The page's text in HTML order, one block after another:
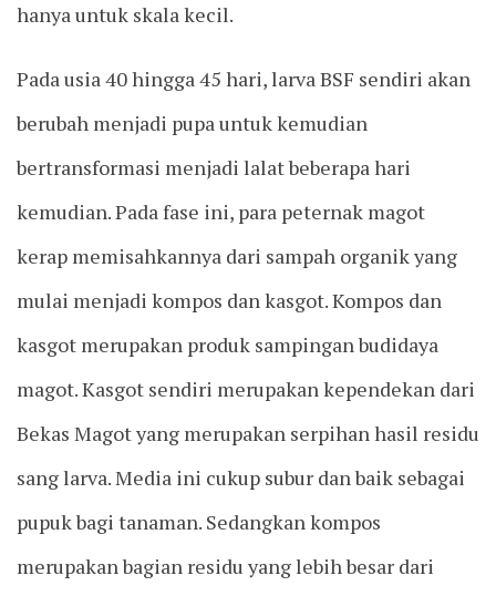
hanya untuk skala kecil.
Pada usia 40 hingga 45 hari, larva BSF sendiri akan
berubah menjadi pupa untuk kemudian
bertransformasi menjadi lalat beberapa hari
kemudian. Pada fase ini, para peternak magot
kerap memisahkannya dari sampah organik yang
mulai menjadi kompos dan kasgot. Kompos dan
kasgot merupakan produk sampingan budidaya
magot. Kasgot sendiri merupakan kependekan dari
Bekas Magot yang merupakan serpihan hasil residu
sang larva. Media ini cukup subur dan baik sebagai
pupuk bagi tanaman. Sedangkan kompos
merupakan bagian residu yang lebih besar dari